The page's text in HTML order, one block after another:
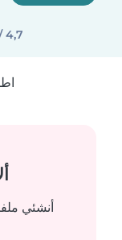
4,7 / 5
أنشئي